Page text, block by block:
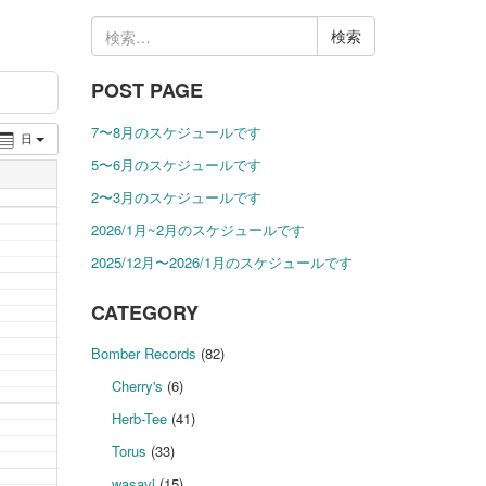
日
検
索:
POST PAGE
7〜8月のスケジュールです
5〜6月のスケジュールです
2〜3月のスケジュールです
2026/1月~2月のスケジュールです
2025/12月〜2026/1月のスケジュールです
CATEGORY
Bomber Records (82)
Cherry's (6)
Herb-Tee (41)
Torus (33)